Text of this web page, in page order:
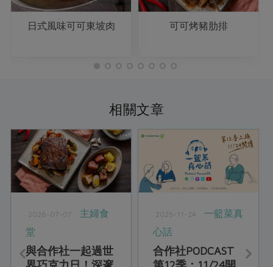
日式風味可可東坡肉 可可烤豬肋排
相關文章
2026-07-07
主婦食
堂
與合作社一起過世
2025-11-24
一籃菜真
心話
合作社PODCAST